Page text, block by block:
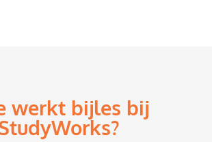
werkt bijles bij